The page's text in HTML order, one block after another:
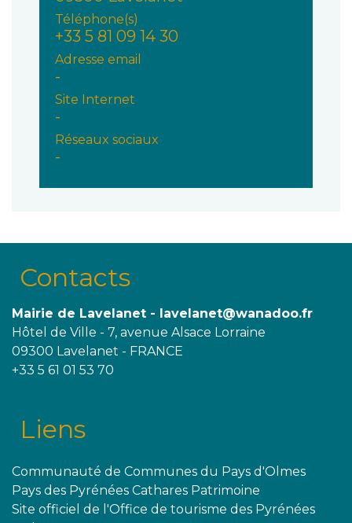
Téléphone(s)
+33 5 81 09 14 30
Adresse email
-
Site Internet
-
Réseaux sociaux
-
Contacts
Mairie de Lavelanet - lavelanet@wanadoo.fr
Hôtel de Ville - 7, avenue Alsace Lorraine
09300 Lavelanet - FRANCE
+33 5 61 01 53 70
Liens
Communauté de Communes du Pays d'Olmes
Pays des Pyrénées Cathares Patrimoine
Site officiel de l'Office de tourisme des Pyrénées